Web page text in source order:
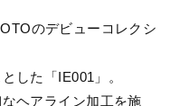
のデビューコレクシ
した「IE001」。
ヘアライン加工を施